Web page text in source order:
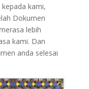
kami,
Dokumen
lebih
kami. Dan
anda selesai